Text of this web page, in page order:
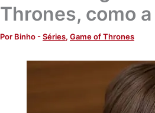
Thrones, como
Por Binho-Séries, Game of Thrones